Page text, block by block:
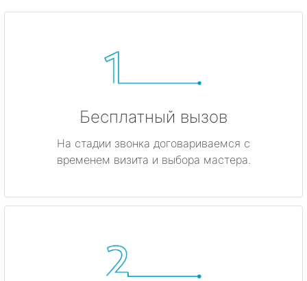
Бесплатный вызов
На стадии звонка договариваемся с
временем визита и выбора мастера.